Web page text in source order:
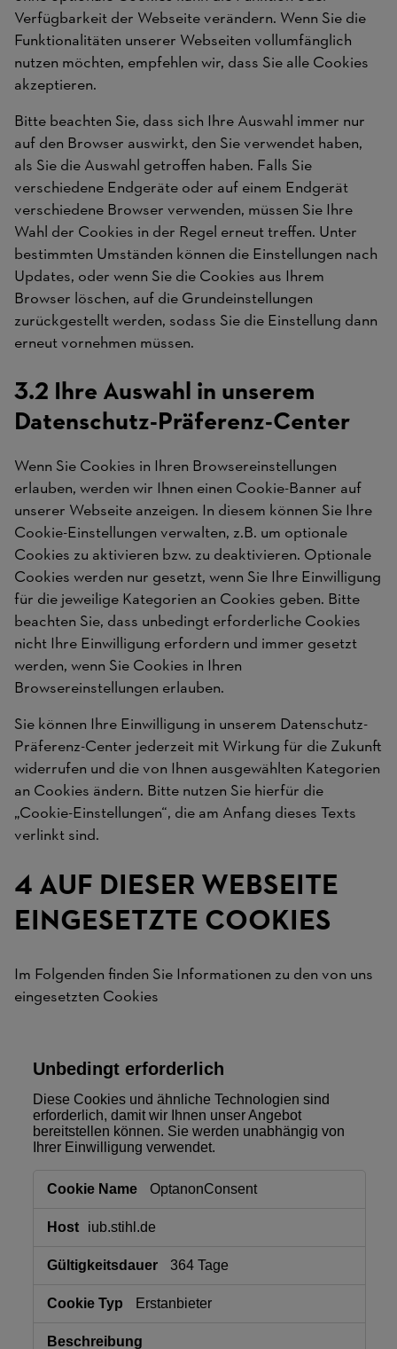
Verfügbarkeit der Webseite verändern. Wenn Sie die
Funktionalitäten unserer Webseiten vollumfänglich
nutzen möchten, empfehlen wir, dass Sie alle Cookies
akzeptieren.
Bitte beachten Sie, dass sich Ihre Auswahl immer nur
auf den Browser auswirkt, den Sie verwendet haben,
als Sie die Auswahl getroffen haben. Falls Sie
verschiedene Endgeräte oder auf einem Endgerät
verschiedene Browser verwenden, müssen Sie Ihre
Wahl der Cookies in der Regel erneut treffen. Unter
bestimmten Umständen können die Einstellungen nach
Updates, oder wenn Sie die Cookies aus Ihrem
Browser löschen, auf die Grundeinstellungen
zurückgestellt werden, sodass Sie die Einstellung dann
erneut vornehmen müssen.
3.2 Ihre Auswahl in unserem
Datenschutz-Präferenz-Center
Wenn Sie Cookies in Ihren Browsereinstellungen
erlauben, werden wir Ihnen einen Cookie-Banner auf
unserer Webseite anzeigen. In diesem können Sie Ihre
Cookie-Einstellungen verwalten, z.B. um optionale
Cookies zu aktivieren bzw. zu deaktivieren. Optionale
Cookies werden nur gesetzt, wenn Sie Ihre Einwilligung
für die jeweilige Kategorien an Cookies geben. Bitte
beachten Sie, dass unbedingt erforderliche Cookies
nicht Ihre Einwilligung erfordern und immer gesetzt
werden, wenn Sie Cookies in Ihren
Browsereinstellungen erlauben.
Sie können Ihre Einwilligung in unserem Datenschutz-
Präferenz-Center jederzeit mit Wirkung für die Zukunft
widerrufen und die von Ihnen ausgewählten Kategorien
an Cookies ändern. Bitte nutzen Sie hierfür die
„Cookie-Einstellungen“, die am Anfang dieses Texts
verlinkt sind.
4 AUF DIESER WEBSEITE
EINGESETZTE COOKIES
Im Folgenden finden Sie Informationen zu den von uns
eingesetzten Cookies
Unbedingt erforderlich
Diese Cookies und ähnliche Technologien sind
erforderlich, damit wir Ihnen unser Angebot
bereitstellen können. Sie werden unabhängig von
Ihrer Einwilligung verwendet.
erforderlich
OptanonConsent
iub.stihl.de
364 Tage
Erstanbieter